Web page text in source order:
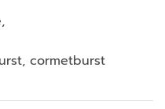
cormetburst